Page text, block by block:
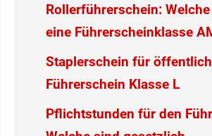
Rollerführerschein:
eine Führerscheinklasse
Staplerschein für
Führerschein Klasse L
Pflichtstunden für den